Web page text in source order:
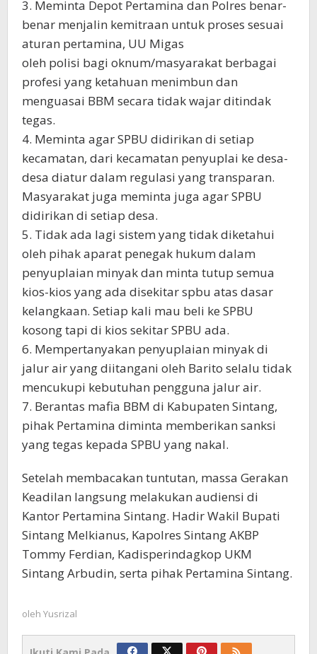
3. Meminta Depot Pertamina dan Polres benar-
benar menjalin kemitraan untuk proses sesuai
aturan pertamina, UU Migas
oleh polisi bagi oknum/masyarakat berbagai
profesi yang ketahuan menimbun dan
menguasai BBM secara tidak wajar ditindak
tegas.
4. Meminta agar SPBU didirikan di setiap
kecamatan, dari kecamatan penyuplai ke desa-
desa diatur dalam regulasi yang transparan.
Masyarakat juga meminta juga agar SPBU
didirikan di setiap desa.
5. Tidak ada lagi sistem yang tidak diketahui
oleh pihak aparat penegak hukum dalam
penyuplaian minyak dan minta tutup semua
kios-kios yang ada disekitar spbu atas dasar
kelangkaan. Setiap kali mau beli ke SPBU
kosong tapi di kios sekitar SPBU ada.
6. Mempertanyakan penyuplaian minyak di
jalur air yang diitangani oleh Barito selalu tidak
mencukupi kebutuhan pengguna jalur air.
7. Berantas mafia BBM di Kabupaten Sintang,
pihak Pertamina diminta memberikan sanksi
yang tegas kepada SPBU yang nakal.
Setelah membacakan tuntutan, massa Gerakan
Keadilan langsung melakukan audiensi di
Kantor Pertamina Sintang. Hadir Wakil Bupati
Sintang Melkianus, Kapolres Sintang AKBP
Tommy Ferdian, Kadisperindagkop UKM
Sintang Arbudin, serta pihak Pertamina Sintang.
oleh Yusrizal